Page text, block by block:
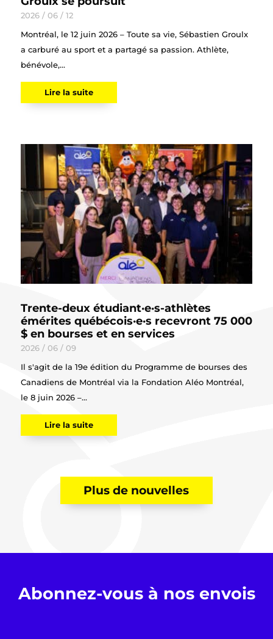
2026 / 06 / 12
Montréal, le 12 juin 2026 – Toute sa vie, Sébastien Groulx
a carburé au sport et a partagé sa passion. Athlète,
bénévole,...
Lire la suite
Trente-deux étudiant·e·s-athlètes
émérites québécois·e·s recevront 75 000
$ en bourses et en services
2026 / 06 / 09
Il s'agit de la 19e édition du Programme de bourses des
Canadiens de Montréal via la Fondation Aléo Montréal,
le 8 juin 2026 –...
Lire la suite
Plus de nouvelles
Abonnez-vous à nos envois